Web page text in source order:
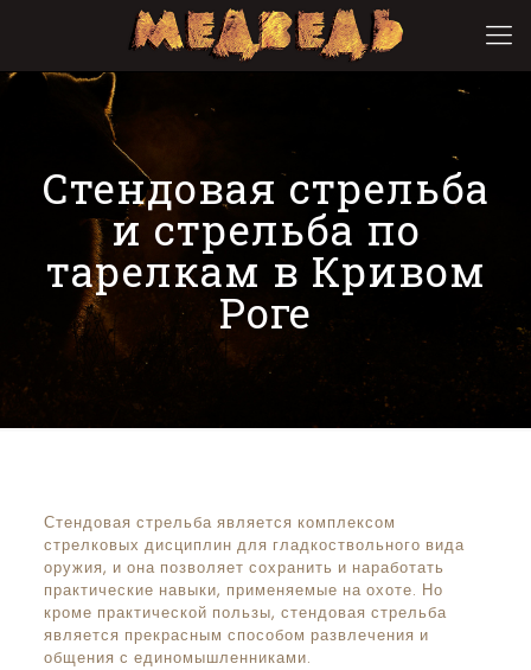
Стендовая стрельба
и стрельба по
тарелкам в Кривом
Роге
Стендовая стрельба является комплексом
стрелковых дисциплин для гладкоствольного вида
оружия, и она позволяет сохранить и наработать
практические навыки, применяемые на охоте. Но
кроме практической пользы, стендовая стрельба
является прекрасным способом развлечения и
общения с единомышленниками.